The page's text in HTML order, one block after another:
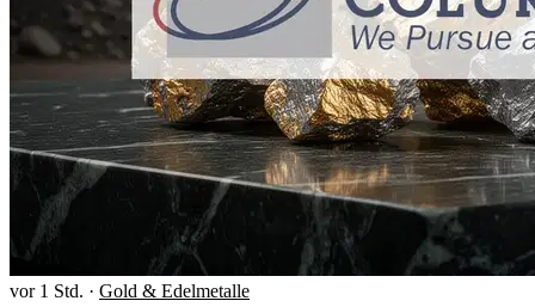
vor 1 Std. · Gold & Edelmetalle